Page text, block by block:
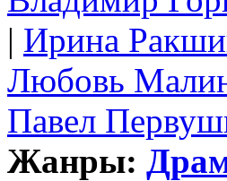
| Ирина
Любовь
Павел
Жанры: